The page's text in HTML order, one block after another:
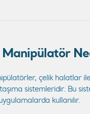
Manipülatör
çelik halatlar
sistemleridir. Bu
kullanılır.